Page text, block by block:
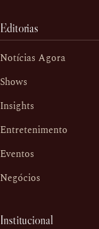
Editorias
Notícias Agora
Shows
Insights
Entretenimento
Eventos
Negócios
Institucional